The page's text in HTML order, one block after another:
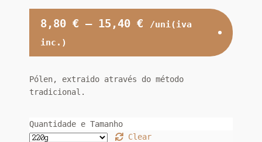
8,80 € – 15,40 €
/uni(iva
inc.)
Pólen, extraido através do método
tradicional.
Quantidade e Tamanho
Clear